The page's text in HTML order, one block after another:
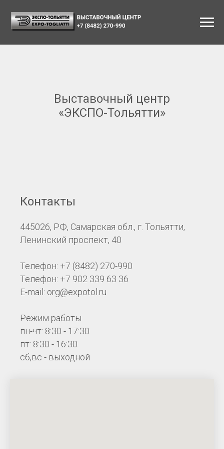
Выставочный центр
«ЭКСПО-Тольятти»
Контакты
445026, РФ, Самарская обл., г. Тольятти,
Ленинский проспект, 40
Телефон: +7 (8482) 270-990
Телефон: +7 902 339 63 36
E-mail: org@expotol.ru
Режим работы
пн-чт: 8:30 - 17:30
пт: 8:30 - 16:30
сб,вс - выходной